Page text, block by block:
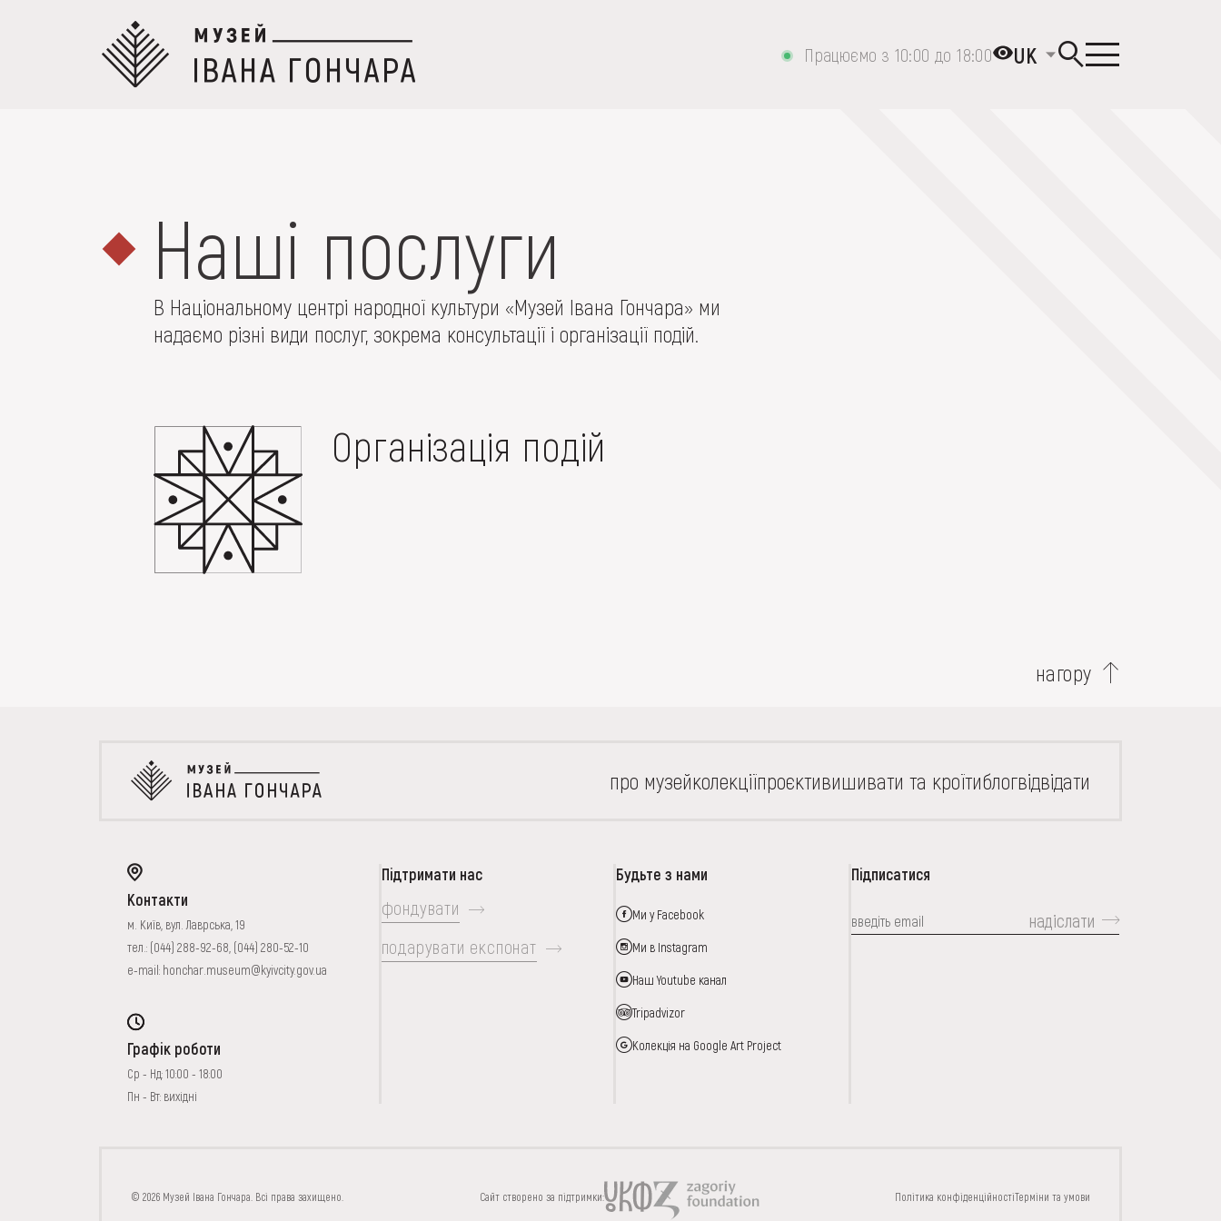
Працюємо з 10:00 до 18:00 UK
Наприклад, Козак Мамай, Гуцульщина, вишивка, скриня, ...
КОЛЕКЦІЇ
ВИСТАВКИ ТА ПОДІЇ
ВІДВІДАТИ
НАВЧИТИСЯ
FAQ ОНЛАЙН-КРАМНИЦЯ ПІДТРИМАТИ КОНТАКТИ
Наші послуги
В Національному центрі народної культури «Музей Івана Гончара» ми
надаємо різні види послуг, зокрема консультації і організації подій.
Організація подій
нагору
про музейколекціїпроєктивишивати та кроїтиблогвідвідати
Контакти
м. Київ, вул. Лаврська, 19
тел.: (044) 288-92-68 (044) 280-52-10
e-mail: honchar.museum@kyivcity.gov.ua
Графік роботи
Ср - Нд: 10:00 - 18:00
Пн - Вт: вихідні
Підтримати нас
фондувати
подарувати експонат
Будьте з нами
Ми у Facebook
Ми в Instagram
Наш Youtube канал
Tripadvizor
Колекція на Google Art Project
Підписатися
надіслати
© 2026 Музей Івана Гончара. Всі права захищено. Сайт створено за підтримки: Політика конфіденційностіТерміни та умови